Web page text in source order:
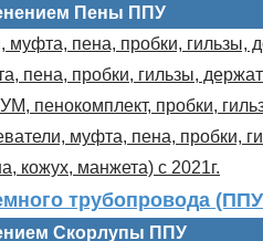
Пены ППУ
муфта, пена, пробки, гильзы,
пена, пробки, гильзы,
пенокомплект, пробки,
муфта, пена, пробки,
кожух, манжета) с 2021г.
трубопровода
Скорлупы ППУ